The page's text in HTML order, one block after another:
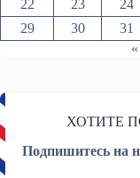
22
23 24
29
30
31
ХОТИТЕ
Подпишитесь на